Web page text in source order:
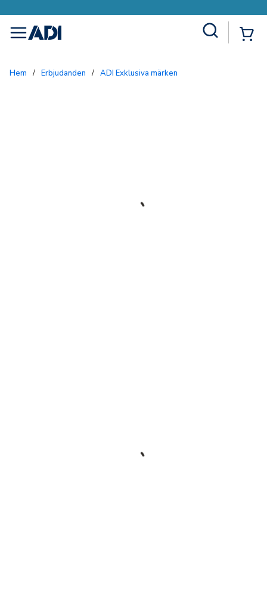
menu
Hem / Erbjudanden / ADI Exklusiva märken